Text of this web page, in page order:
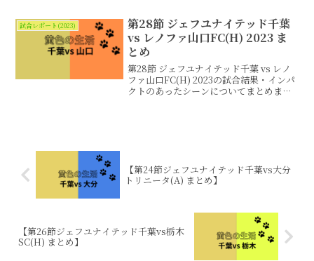
試合レポート(2023)
第28節 ジェフユナイテッド千葉
vs レノファ山口FC(H) 2023 ま
とめ
第28節 ジェフユナイテッド千葉 vs レノ
ファ山口FC(H) 2023の試合結果・インパ
クトのあったシーンについてまとめまし
【第24節ジェフユナイテッド千葉vs大分
トリニータ(A) まとめ】
【第26節ジェフユナイテッド千葉vs栃木
SC(H) まとめ】